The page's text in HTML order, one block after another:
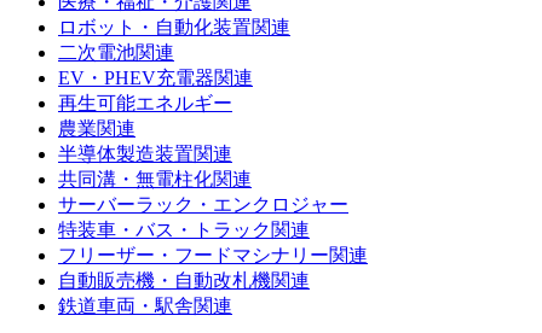
ロボット・自動化装置関連
二次電池関連
EV・PHEV充電器関連
再生可能エネルギー
農業関連
半導体製造装置関連
共同溝・無電柱化関連
サーバーラック・エンクロジャー
特装車・バス・トラック関連
フリーザー・フードマシナリー関連
自動販売機・自動改札機関連
鉄道車両・駅舎関連